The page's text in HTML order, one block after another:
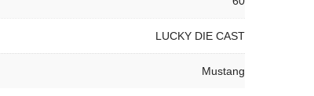
LUCKY DIE CAST
Mustang